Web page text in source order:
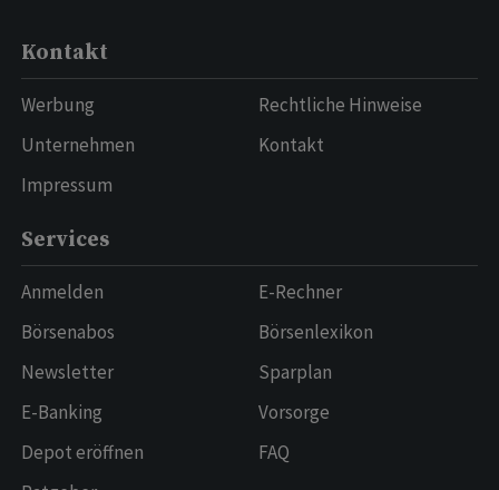
Kontakt
Werbung
Unternehmen
Impressum
Rechtliche Hinweise
Kontakt
Services
Anmelden
Börsenabos
Newsletter
E-Banking
Depot eröffnen
E-Rechner
Börsenlexikon
Sparplan
Vorsorge
FAQ